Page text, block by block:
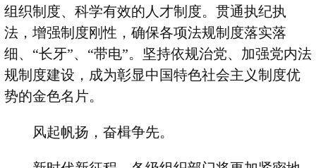
组织制度、科学有效的人才制度。贯通执纪执
法，增强制度刚性，确保各项法规制度落实落
细、 “长牙”、 “带电”。坚持依规治党、加强党内法
规制度建设，成为彰显中国特色社会主义制度优
势的金色名片。
风起帆扬，奋楫争先。